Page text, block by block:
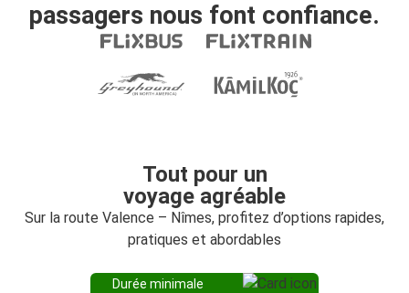
passagers nous font confiance.
Tout pour un
voyage agréable
Sur la route Valence – Nîmes, profitez d’options rapides,
pratiques et abordables
Durée minimale